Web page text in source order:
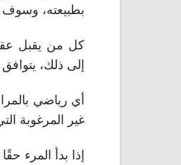
بطبيعته، وسوف
كل من يقبل
إلى ذلك،
أي رياضي
غير المرغوبة
إذا بدأ المرء